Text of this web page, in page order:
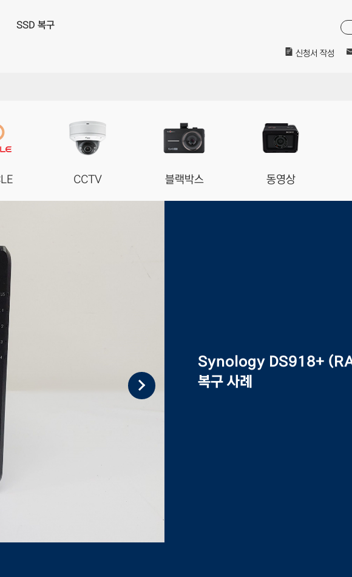
SSD 복구
신청서 작성
CCTV 블랙박스 동영상
Synology DS918+
복구 사례